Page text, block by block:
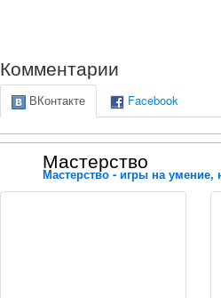
Комментарии
ВКонтакте Facebook
Мастерство
Мастерство - игры на умение,